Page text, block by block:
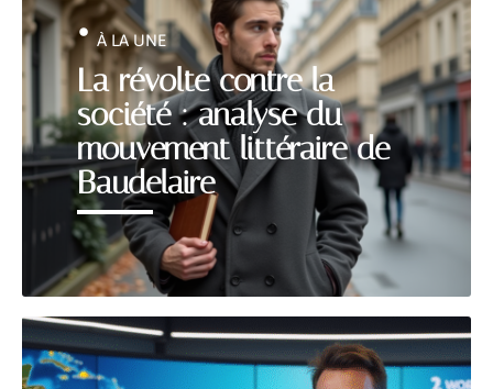
La révolte contre la
société : analyse du
mouvement littéraire de
Baudelaire
À LA UNE